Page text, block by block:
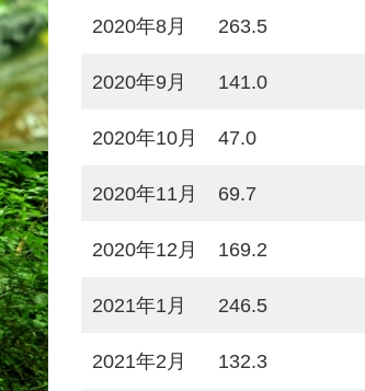
2020年8月 263.5
2020年9月 141.0
2020年10月 47.0
2020年11月 69.7
2020年12月 169.2
2021年1月 246.5
2021年2月 132.3